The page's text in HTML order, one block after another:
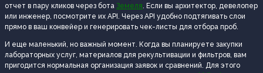
отчет в пару кликов через бота Земеля. Если вы архитектор, девелопер
или инженер, посмотрите их API. Через API удобно подтягивать слои
прямо в ваш конвейер и генерировать чек-листы для отбора проб.
И еще маленький, но важный момент. Когда вы планируете закупки
лабораторных услуг, материалов для рекультивации и фильтров, вам
пригодится нормальная организация заявок и сравнений. Для этого